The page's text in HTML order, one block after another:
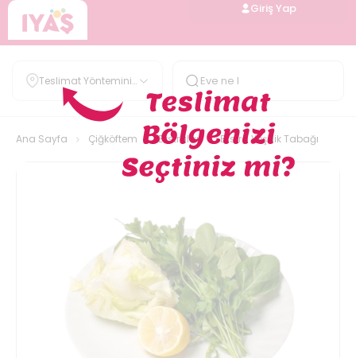
Giriş Yap
Teslimat Yöntemini
Belirle
Ana Sayfa Çiğköftem Ekstralar Ekstra Yeşillik Tabağı